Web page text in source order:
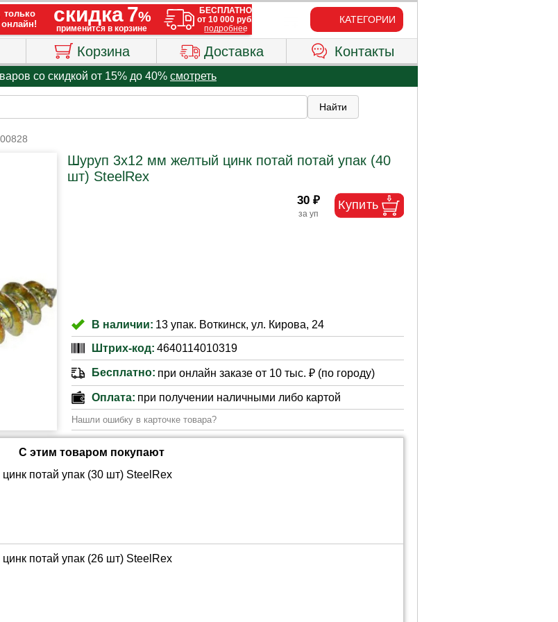
КАТЕГОРИИ
Корзина Доставка Контакты
со скидкой от 15% до 40% смотреть
Шуруп 3х12 мм желтый цинк потай потай упак (40
шт) SteelRex
30 ₽
В наличии: 13 упак. Воткинск, ул. Кирова, 24
Штрих-код: 4640114010319
Бесплатно: при онлайн заказе от 10 тыс. ₽ (по городу)
Оплата: при получении наличными либо картой
Нашли ошибку в карточке товара?
С этим товаром покупают
потай упак (30 шт) SteelRex
потай упак (26 шт) SteelRex